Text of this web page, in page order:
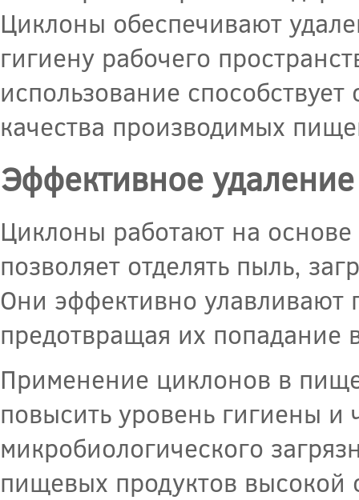
Циклоны обеспечивают
гигиену рабочего
использование
качества производимых
Эффективное
Циклоны работают на
позволяет отделять пыль,
Они эффективно улавливают
предотвращая их
Применение циклонов в
повысить уровень гигиены
микробиологического
пищевых продуктов высокой